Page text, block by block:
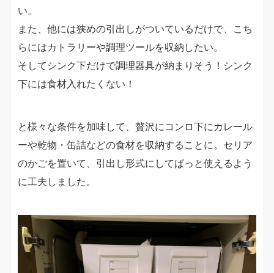
い。
また、他には狭めの引出しがついているだけで、こち
らにはカトラリーや調理ツールを収納したい。
そしてシンク下だけで調理器具が納まりそう！シンク
下には食材入れたくない！
と様々な条件を加味して、贅沢にコンロ下にカレール
ーや乾物・缶詰などの食材を収納することに。セリア
のかごを置いて、引出し形式にしてぱっと使えるよう
に工夫しました。